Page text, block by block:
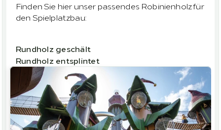
Finden Sie hier unser passendes Robinienholz für
den Spielplatzbau:
Rundholz geschält
Rundholz entsplintet